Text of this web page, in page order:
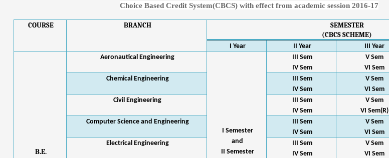
Choice Based Credit System(CBCS) with effect from academic session 2016-17
COURSE BRANCH
SEMESTER
(CBCS SCHEME)
I Year II Year III Year
B.E.
Aeronautical Engineering
I Semester
and
II Semester
III Sem
IV Sem
V Sem
VI Sem
Chemical Engineering
III Sem
IV Sem
V Sem
VI Sem
Civil Engineering
III Sem
IV Sem
V Sem
VI Sem(R)
Computer Science and Engineering
III Sem
IV Sem
V Sem
VI Sem
Electrical Engineering
III Sem
IV Sem
V Sem
VI Sem